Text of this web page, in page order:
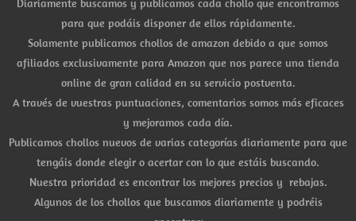
Diariamente buscamos y publicamos cada chollo que encontramos
para que podáis disponer de ellos rápidamente.
Solamente publicamos chollos de amazon debido a que somos
afiliados exclusivamente para Amazon que nos parece una tienda
online de gran calidad en su servicio postventa.
A través de vuestras puntuaciones, comentarios somos más eficaces
y mejoramos cada día.
Publicamos chollos nuevos de varias categorías diariamente para que
tengáis donde elegir o acertar con lo que estáis buscando.
Nuestra prioridad es encontrar los mejores precios y rebajas.
Algunos de los chollos que buscamos diariamente y podréis